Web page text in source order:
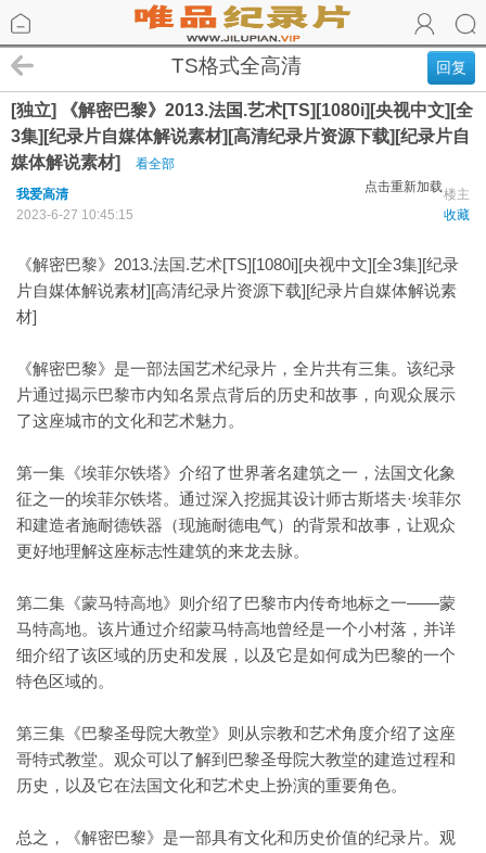
回复
TS格式全高清
[独立] 《解密巴黎》2013.法国.艺术[TS][1080i][央视中文][全
3集][纪录片自媒体解说素材][高清纪录片资源下载][纪录片自
媒体解说素材]
看全部
点击重新加载楼主
我爱高清
收藏
2023-6-27 10:45:15
《解密巴黎》2013.法国.艺术[TS][1080i][央视中文][全3集][纪录
片自媒体解说素材][高清纪录片资源下载][纪录片自媒体解说素
材]
《解密巴黎》是一部法国艺术纪录片，全片共有三集。该纪录
片通过揭示巴黎市内知名景点背后的历史和故事，向观众展示
了这座城市的文化和艺术魅力。
第一集《埃菲尔铁塔》介绍了世界著名建筑之一，法国文化象
征之一的埃菲尔铁塔。通过深入挖掘其设计师古斯塔夫·埃菲尔
和建造者施耐德铁器（现施耐德电气）的背景和故事，让观众
更好地理解这座标志性建筑的来龙去脉。
第二集《蒙马特高地》则介绍了巴黎市内传奇地标之一——蒙
马特高地。该片通过介绍蒙马特高地曾经是一个小村落，并详
细介绍了该区域的历史和发展，以及它是如何成为巴黎的一个
特色区域的。
第三集《巴黎圣母院大教堂》则从宗教和艺术角度介绍了这座
哥特式教堂。观众可以了解到巴黎圣母院大教堂的建造过程和
历史，以及它在法国文化和艺术史上扮演的重要角色。
总之，《解密巴黎》是一部具有文化和历史价值的纪录片。观